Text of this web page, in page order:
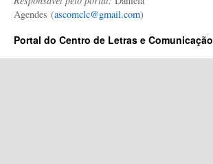
Agendes (ascomclc@gmail.com)
Portal do Centro de Letras e Comunicação